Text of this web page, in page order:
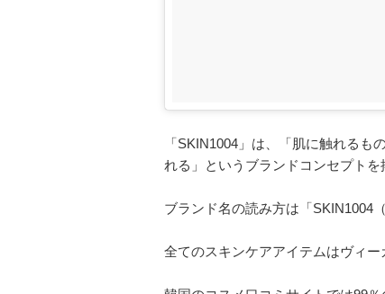
「SKIN1004」は、「肌に触れる
れる」というブランドコンセプト
ブランド名の読み方は「SKIN1004
全てのスキンケアアイテムはヴィ